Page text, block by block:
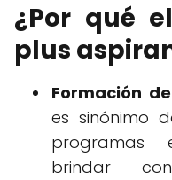
¿Por qué
plus
Formación
es sinónimo
programas
brindar